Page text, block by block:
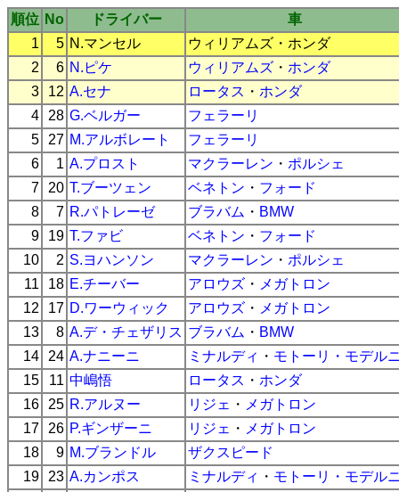
順位 No ドライバー
車
1
5 N.マンセル ウィリアムズ ・ ホンダ
2
6 N.ピケ ウィリアムズ ・ ホンダ
3
12 A.セナ ロータス ・ ホンダ
4
28 G.ベルガー
フェラーリ
5
27 M.アルボレート
フェラーリ
6
1 A.プロスト マクラーレン ・ ポルシェ
7
20 T.ブーツェン ベネトン ・ フォード
8
7 R.パトレーゼ ブラバム ・ BMW
9
19 T.ファビ ベネトン ・ フォード
10
2 S.ヨハンソン マクラーレン ・ ポルシェ
11
18 E.チーバー アロウズ ・ メガトロン
12
17 D.ワーウィック アロウズ ・ メガトロン
13
8 A.デ・チェザリス ブラバム ・ BMW
14
24 A.ナニーニ ミナルディ ・ モトーリ・モデル
15
11 中嶋悟 ロータス ・ ホンダ
16
25 R.アルヌー リジェ ・ メガトロン
17
26 P.ギンザーニ リジェ ・ メガトロン
18
9 M.ブランドル
ザクスピード
19
23 A.カンポス ミナルディ ・ モトーリ・モデル